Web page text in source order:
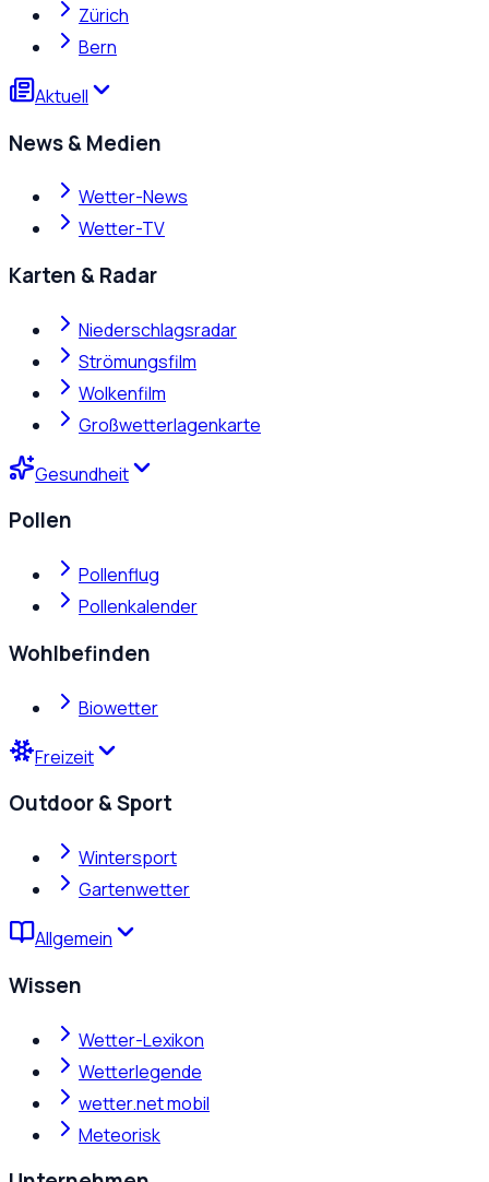
Zürich
Bern
Aktuell
News & Medien
Wetter-News
Wetter-TV
Karten & Radar
Niederschlagsradar
Strömungsfilm
Wolkenfilm
Großwetterlagenkarte
Gesundheit
Pollen
Pollenflug
Pollenkalender
Wohlbefinden
Biowetter
Freizeit
Outdoor & Sport
Wintersport
Gartenwetter
Allgemein
Wissen
Wetter-Lexikon
Wetterlegende
wetter.net mobil
Meteorisk